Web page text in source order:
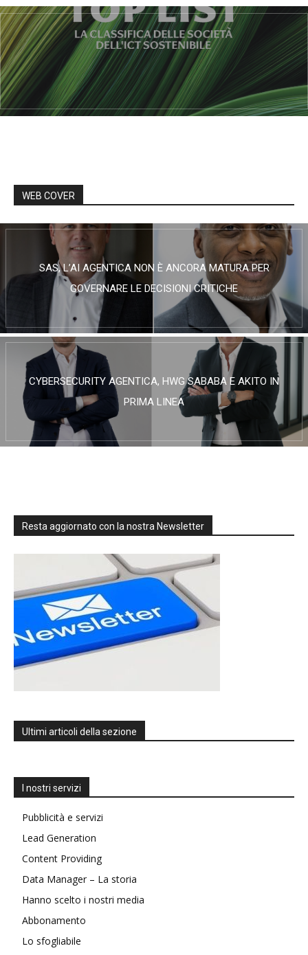
WEB COVER
SAS, L’AI AGENTICA NON È ANCORA MATURA PER
GOVERNARE LE DECISIONI CRITICHE
CYBERSECURITY AGENTICA, HWG SABABA E AKITO IN
PRIMA LINEA
Resta aggiornato con la nostra Newsletter
Ultimi articoli della sezione
I nostri servizi
Pubblicità e servizi
Lead Generation
Content Providing
Data Manager – La storia
Hanno scelto i nostri media
Abbonamento
Lo sfogliabile